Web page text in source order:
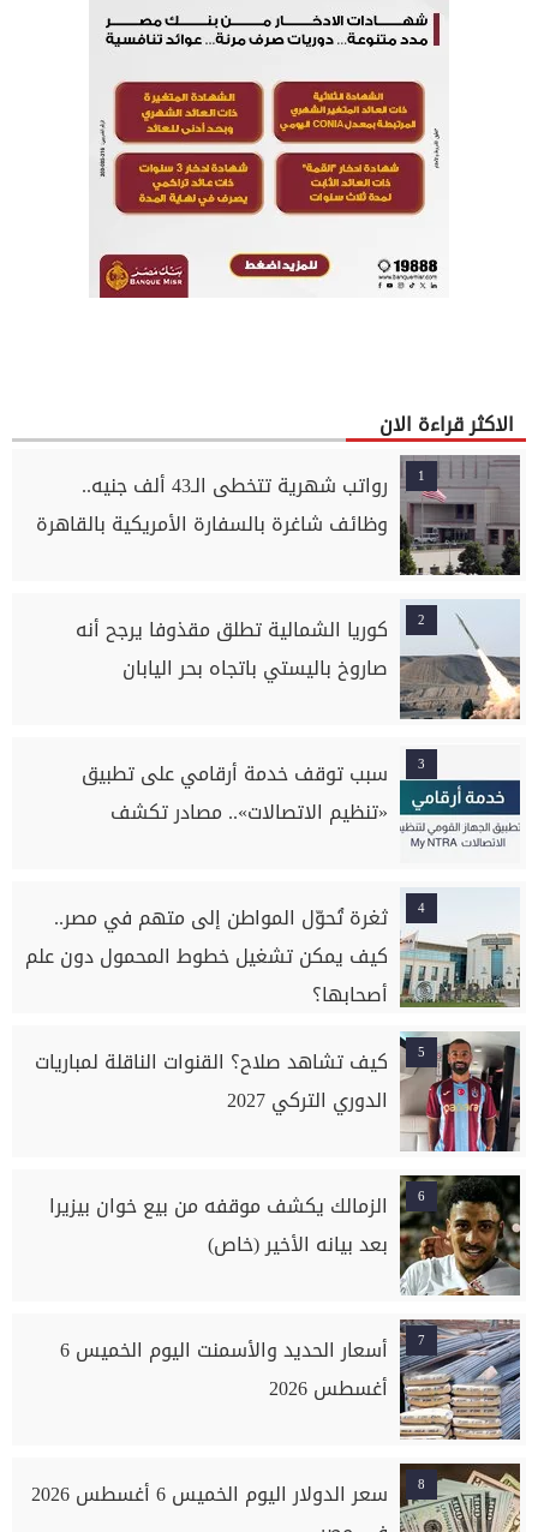
الاكثر قراءة الان
1
رواتب شهرية تتخطى الـ43 ألف جنيه..
وظائف شاغرة بالسفارة الأمريكية بالقاهرة
2
كوريا الشمالية تطلق مقذوفا يرجح أنه
صاروخ باليستي باتجاه بحر اليابان
3
سبب توقف خدمة أرقامي على تطبيق
«تنظيم الاتصالات».. مصادر تكشف
4
ثغرة تُحوّل المواطن إلى متهم في مصر..
كيف يمكن تشغيل خطوط المحمول دون علم
أصحابها؟
5
كيف تشاهد صلاح؟ القنوات الناقلة لمباريات
الدوري التركي 2027
6
الزمالك يكشف موقفه من بيع خوان بيزيرا
بعد بيانه الأخير (خاص)
7
أسعار الحديد والأسمنت اليوم الخميس 6
أغسطس 2026
8
سعر الدولار اليوم الخميس 6 أغسطس 2026